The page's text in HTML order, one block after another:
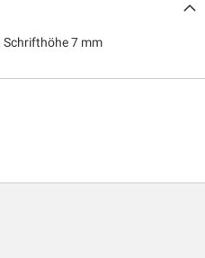
Schrifthöhe 7 mm